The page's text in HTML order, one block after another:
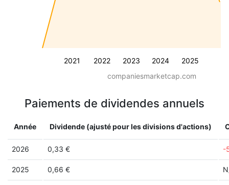
2021 2022 2023 2024 2025
companiesmarketcap.com
Paiements de dividendes annuels
Année Dividende (ajusté pour les divisions d'actions)
2026 0,33 € -
2025 0,66 €